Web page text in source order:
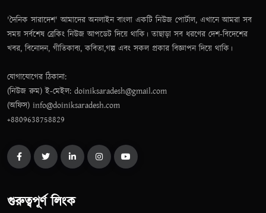
'দৈনিক সারাদেশ' আমাদের অনলাইন বাংলা একটি নিউজ পোর্টাল, এখানে আমরা সব
সময় সর্বশেষ ব্রেকিং নিউজ আপডেট দিয়ে থাকি। তাছাড়া সব ধরণের দেশ-বিদেশের
খবর, বিনোদন, গীতিকাব্য, কবিতা,গল্প এবং সকল প্রকার বিজ্ঞাপন দিয়ে থাকি।
যোগাযোগের ঠিকানা:
(নিউজ রুম) ই-মেইল: doiniksaradesh@gmail.com
(অফিস) info@doiniksaradesh.com
+8809638758829
গুরুত্বপূর্ণ লিংক